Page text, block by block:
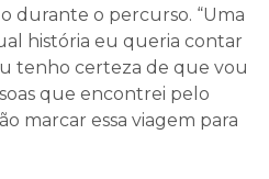
durante o percurso. “Uma
história eu queria contar
tenho certeza de que vou
que encontrei pelo
marcar essa viagem para